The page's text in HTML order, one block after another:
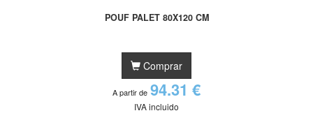
POUF PALET 80X120 CM
Comprar
A partir de 94.31 €
IVA incluido